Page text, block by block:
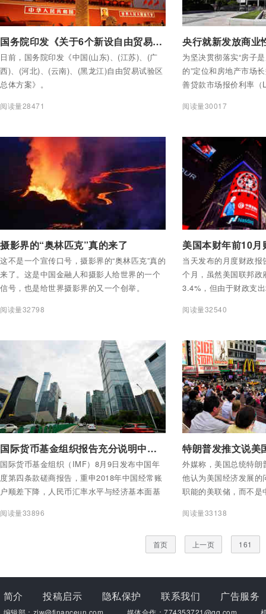
国务院印发《关于6个新设自由贸易试验区总体方案的通知》
日前，国务院印发《中国(山东)、(江苏)、(广
西)、(河北)、(云南)、(黑龙江)自由贸易试验区
总体方案》。
阅读量28471
为坚决贯彻落实“房子
的”定位和房地产市场
善贷款市场报价利率（
保持个人住房贷款利
贷款利率有关事宜公告
阅读量30017
摄影界的“奥林匹克”真的来了
这不是一个宣传口号，摄影界的“奥林匹克”真的
来了。这是中国金融人和摄影人给世界的一个
信号，也是给世界摄影界的又一个创举。
阅读量32798
当天发布的月度财政
个月，虽然美国联邦政
3.4%，但由于财政支
保险、国防和联邦医疗
阅读量32540
国际货币基金组织报告充分说明中国不是“汇率操纵国”
国际货币基金组织（IMF）8月9日发布中国年
度第四条款磋商报告，重申2018年中国经常账
户顺差下降，人民币汇率水平与经济基本面基
纵国”，美国一些人试图编造的故事没人信，对
阅读量33896
外媒称，美国总统特
他认为美国经济发展
职能的美联储，而不是
阅读量33138
首页 上一页 161
简介 投稿启示 隐私保护 联系我们 广告服务
编辑部：zjw@financeun.com 媒体合作：774353721@qq.com